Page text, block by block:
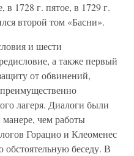
в 1728 г. пятое, в 1729 г.
второй том «Басни».
и шести
а также первый
от обвинений,
лагеря. Диалоги были
чем работы
Горацио и Клеоменес
беседу. В